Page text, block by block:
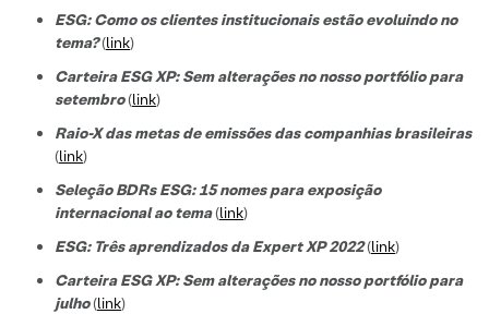
ESG: Como os clientes institucionais estão evoluindo no
tema?(link)
Carteira ESG XP: Sem alterações no nosso portfólio para
setembro(link)
Raio-X das metas de emissões das companhias brasileiras
(link)
Seleção BDRs ESG​: 15 nomes para exposição
internacional ao tema(link)
ESG: Três aprendizados da Expert XP 2022(link)
Carteira ESG XP: Sem alterações no nosso portfólio para
julho(link)